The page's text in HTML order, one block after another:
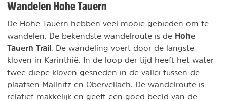
Wandelen Hohe Tauern
De Hohe Tauern hebben veel mooie gebieden om te
wandelen. De bekendste wandelroute is de Hohe
Tauern Trail. De wandeling voert door de langste
kloven in Karinthië. In de loop der tijd heeft het water
twee diepe kloven gesneden in de vallei tussen de
plaatsen Mallnitz en Obervellach. De wandelroute is
relatief makkelijk en geeft een goed beeld van de